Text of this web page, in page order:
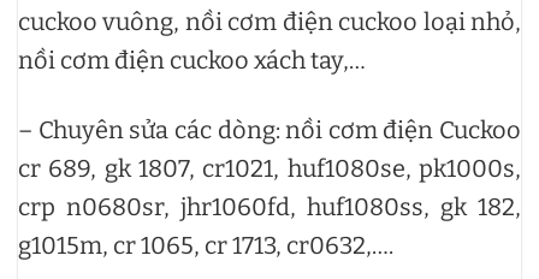
cuckoo vuông, nồi cơm điện cuckoo loại nhỏ,
nồi cơm điện cuckoo xách tay,…
– Chuyên sửa các dòng: nồi cơm điện Cuckoo
cr 689, gk 1807, cr1021, huf1080se, pk1000s,
crp n0680sr, jhr1060fd, huf1080ss, gk 182,
g1015m, cr 1065, cr 1713, cr0632,….